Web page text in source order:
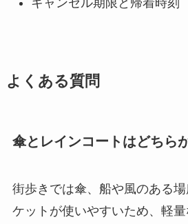
よくある質問
傘とレインコートはどちら
街歩きでは傘、船や風のある
ケットが使いやすいため、軽